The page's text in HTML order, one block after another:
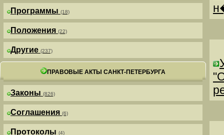
Программы (18)
Положения (22)
Другие (237)
ПРАВОВЫЕ АКТЫ САНКТ-ПЕТЕРБУРГА
Законы (826)
Соглашения (6)
Протоколы (4)